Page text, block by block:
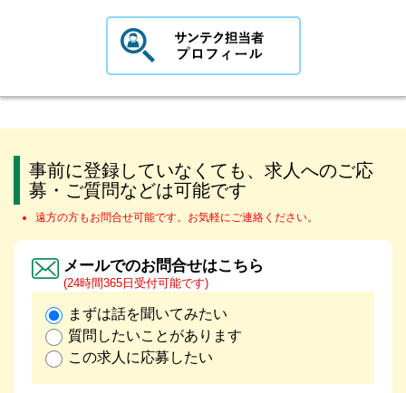
事前に登録していなくても、求人へのご応
募・ご質問などは可能です
遠方の方もお問合せ可能です。お気軽にご連絡ください。
メールでのお問合せはこちら
(24時間365日受付可能です)
まずは話を聞いてみたい
質問したいことがあります
この求人に応募したい